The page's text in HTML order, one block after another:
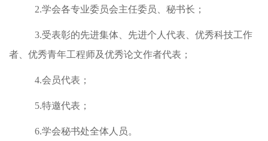
2.学会各专业委员会主任委员、秘书长；
3.受表彰的先进集体、先进个人代表、优秀科技工作
者、优秀青年工程师及优秀论文作者代表；
4.会员代表；
5.特邀代表；
6.学会秘书处全体人员。